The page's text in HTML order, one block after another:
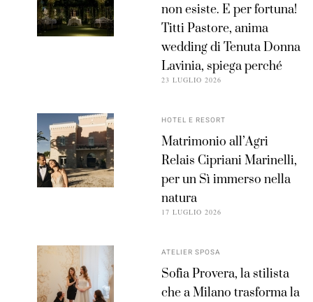
non esiste. E per fortuna!
Titti Pastore, anima
wedding di Tenuta Donna
Lavinia, spiega perché
23 LUGLIO 2026
HOTEL E RESORT
Matrimonio all’Agri
Relais Cipriani Marinelli,
per un Sì immerso nella
natura
17 LUGLIO 2026
ATELIER SPOSA
Sofia Provera, la stilista
che a Milano trasforma la